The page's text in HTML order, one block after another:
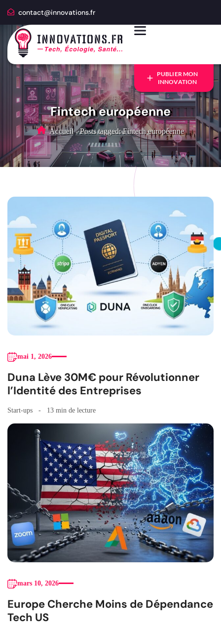
contact@innovations.fr
PUBLIER MON
INNOVATION
Fintech européenne
Accueil - Posts tagged: Fintech européenne
mai 1, 2026
Duna Lève 30M€ pour Révolutionner
l’Identité des Entreprises
Start-ups 13 min de lecture
mars 10, 2026
Europe Cherche Moins de Dépendance
Tech US